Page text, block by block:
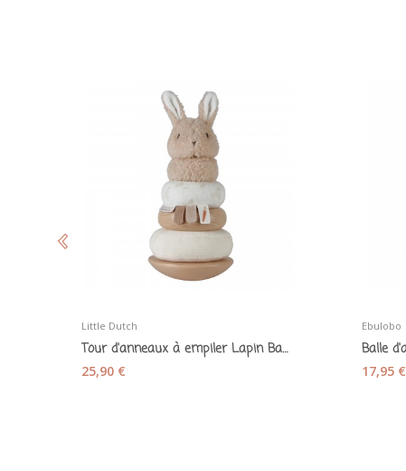
Little Dutch
Tour d'anneaux à empiler Lapin Baby bunny -...
25,90 €
Ebulobo
17,95 €